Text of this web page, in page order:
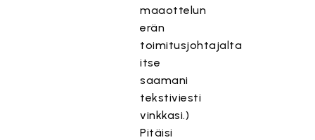
maaottelun
erän
toimitusjohtajalta
itse
saamani
tekstiviesti
vinkkasi.)
Pitäisi